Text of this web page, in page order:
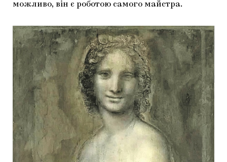
можливо, він є роботою самого майстра.